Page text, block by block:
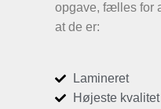
opgave, fælles for
at de er:
Lamineret
Højeste kvalitet